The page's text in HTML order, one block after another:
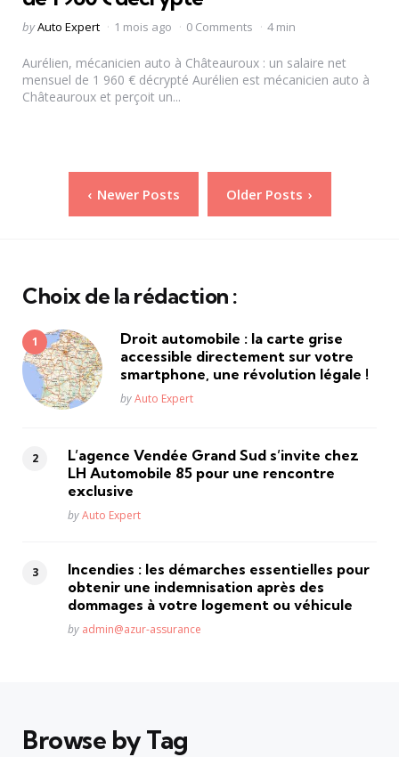
Posted
byAuto Expert 1 mois ago 0 Comments 4 min
Aurélien, mécanicien auto à Châteauroux : un salaire net
mensuel de 1 960 € décrypté Aurélien est mécanicien auto à
Châteauroux et perçoit un...
PaginationNewer Posts Older Posts
Choix de la rédaction :
Droit automobile : la carte grise
accessible directement sur votre
smartphone, une révolution légale !
Posted
byAuto Expert
L’agence Vendée Grand Sud s’invite chez
LH Automobile 85 pour une rencontre
exclusive
Posted
byAuto Expert
Incendies : les démarches essentielles pour
obtenir une indemnisation après des
dommages à votre logement ou véhicule
Posted
by admin@azur-assurance
Browse by Tag